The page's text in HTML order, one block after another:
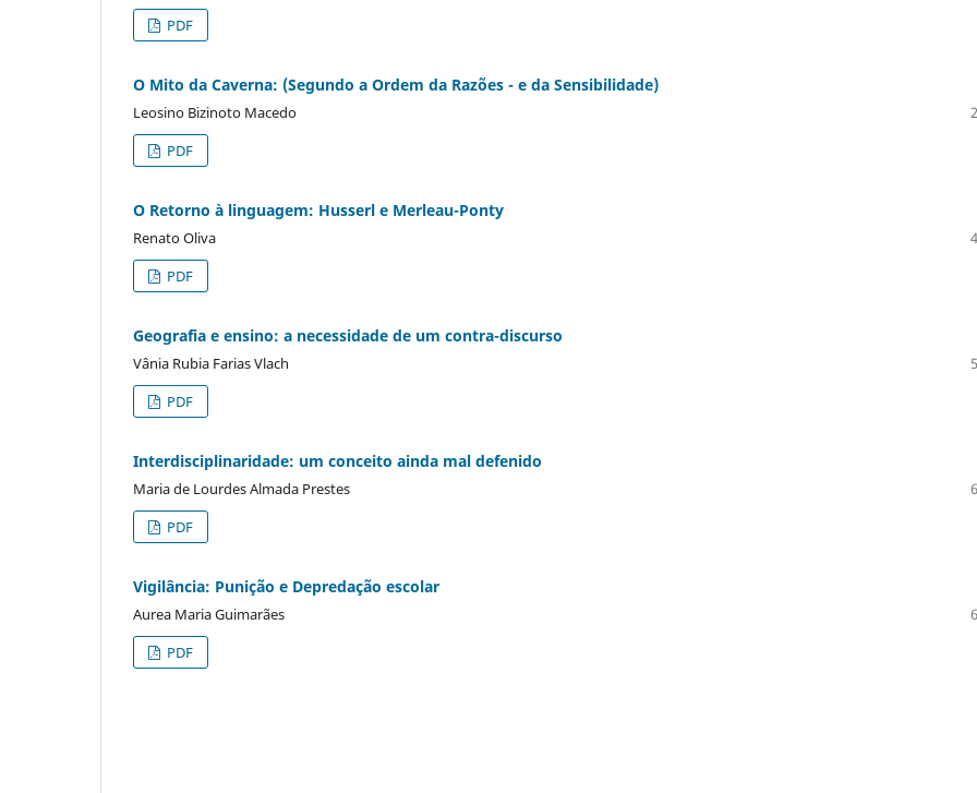
PDF
O Mito da Caverna: (Segundo a Ordem da Razões - e da Sensibilidade)
Leosino Bizinoto Macedo
PDF
O Retorno à linguagem: Husserl e Merleau-Ponty
Renato Oliva
PDF
Geografia e ensino: a necessidade de um contra-discurso
Vânia Rubia Farias Vlach
PDF
Interdisciplinaridade: um conceito ainda mal defenido
Maria de Lourdes Almada Prestes
PDF
Vigilância: Punição e Depredação escolar
Aurea Maria Guimarães
PDF